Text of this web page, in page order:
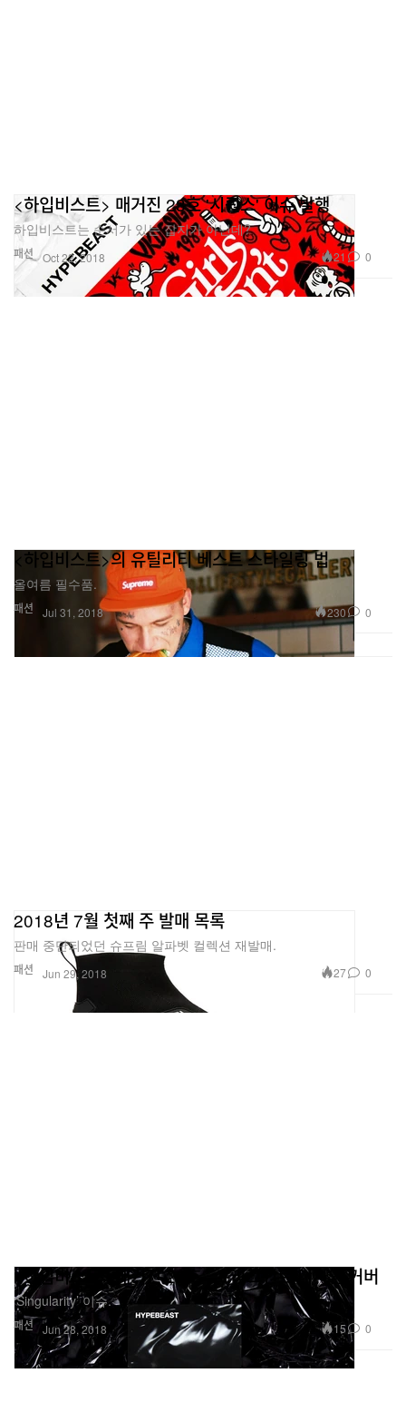
패션
<하입비스트> 매거진 23호 '시퀀스' 이슈 발행
하입비스트는 순서가 있는 잡지가 아닌데?
Oct 22, 2018 21 0
패션
<하입비스트>의 유틸리티 베스트 스타일링 법
올여름 필수품.
Jul 31, 2018 230 0
패션
2018년 7월 첫째 주 발매 목록
판매 중단되었던 슈프림 알파벳 컬렉션 재발매.
Jun 29, 2018 27 0
패션
<하입비스트> 매거진 22호 - 프라그먼트 디자인 커버
‘Singularity’ 이슈.
Jun 28, 2018 15 0